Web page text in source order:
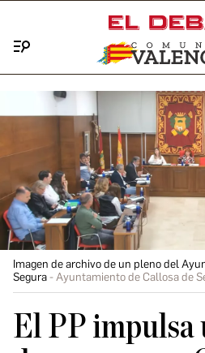
Imagen de archivo de un pleno del
Segura
Ayuntamiento de Callosa de
El PP impulsa